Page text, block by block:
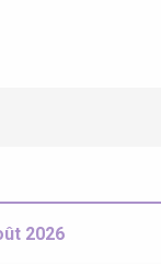
2026